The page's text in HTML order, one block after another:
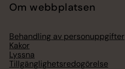
Om webbplatsen
Behandling av personuppgifter
Kakor
Lyssna
Tillgänglighetsredogörelse